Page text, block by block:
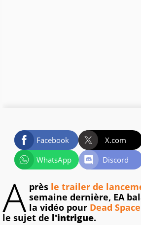
Facebook X.com
WhatsApp
Discord
A près le trailer de
semaine dernière, EA
la vidéo pour Dead
le sujet de l'intrigue.